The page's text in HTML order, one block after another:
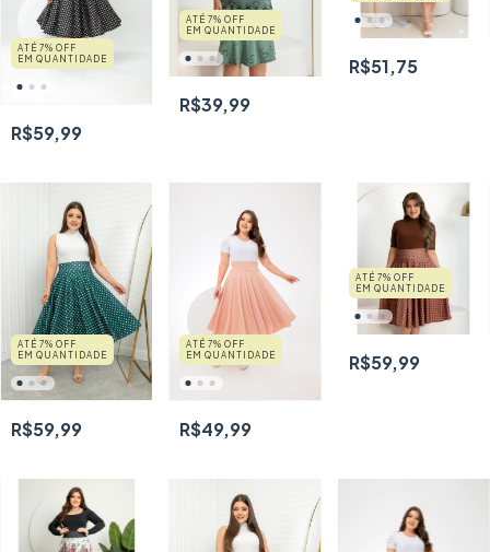
ATÉ 7% OFF
EM QUANTIDADE
R$59,99
ATÉ 7% OFF
EM QUANTIDADE
R$39,99
R$51,75
ATÉ 7% OFF
EM QUANTIDADE
R$59,99
ATÉ 7% OFF
EM QUANTIDADE
R$49,99
ATÉ 7% OFF
EM QUANTIDADE
R$59,99